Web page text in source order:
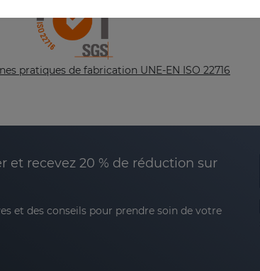
pratiques de fabrication UNE-EN ISO 22716
et recevez 20 % de réduction sur
et des conseils pour prendre soin de votre